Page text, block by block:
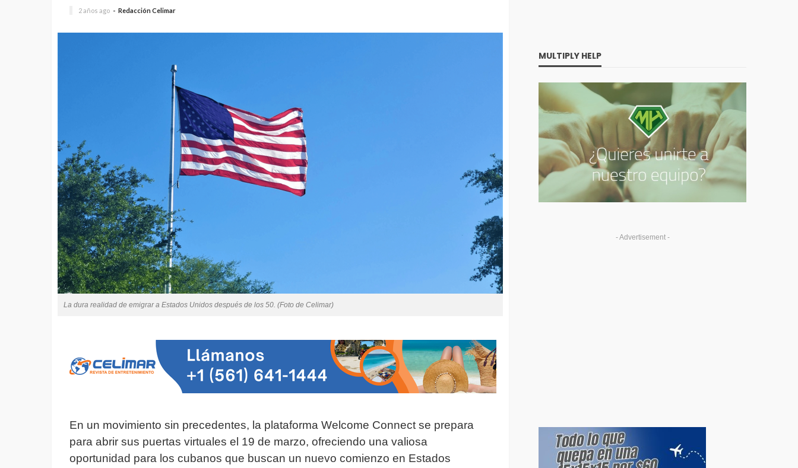
2 años ago Redacción Celimar
La dura realidad de emigrar a Estados Unidos después de los 50. (Foto de Celimar)
En un movimiento sin precedentes, la plataforma Welcome Connect se prepara
para abrir sus puertas virtuales el 19 de marzo, ofreciendo una valiosa
oportunidad para los cubanos que buscan un nuevo comienzo en Estados
MULTIPLY HELP
- Advertisement -